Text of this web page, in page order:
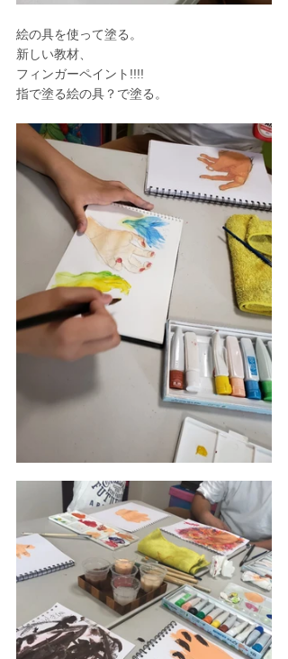
絵の具を使って塗る。
新しい教材、
フィンガーペイント!!!!
指で塗る絵の具？で塗る。